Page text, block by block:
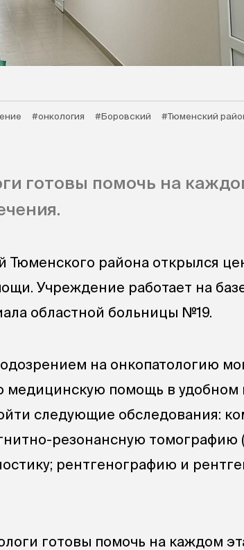
#онкология #Боровский #Тюменский
готовы помочь на
Тюменского района открылся
Учреждение работает на
областной больницы №19.
на онкопатологию
медицинскую помощь в удобном
следующие обследования:
резонансную томографию
рентгенографию и
готовы помочь на каждом